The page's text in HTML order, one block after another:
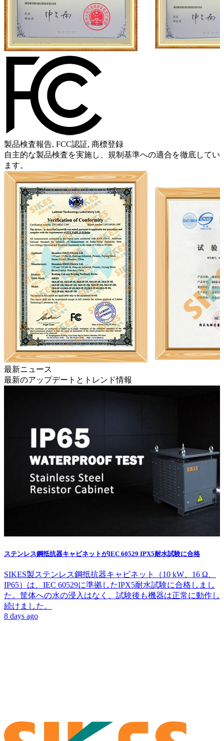
製品検査報告, FCC認証, 商標登録
自主的な製品検査を実施し、規制基準への適合を徹底してい
ます。
最新ニュース
最新のアップデートとトレンド情報
ステンレス鋼抵抗器キャビネットがIEC 60529 IPX5耐水試験に合格
SIKES製ステンレス鋼抵抗器キャビネット（10 kW、16 Ω、
IP65）は、IEC 60529に準拠したIPX5耐水試験に合格しまし
た。筐体への水の浸入はなく、試験後も機器は正常に動作し
続けました。
8 days ago